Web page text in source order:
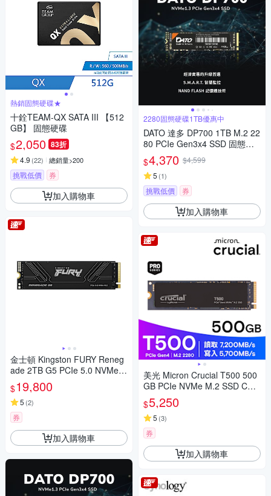
熱銷固態硬碟★
十銓TEAM-QX SATA III 【512
GB】 固態硬碟
$2,050 83折
4.9 (22) 總銷量>200
挑戰低價 券
加入購物車
金士頓 Kingston FURY Reneg
ade 2TB G5 PCIe 5.0 NVMe
M.2 2048GB SFYR2S/2T0 SS
D 固態硬碟
$19,800
5 (2)
券
加入購物車
2280固態硬碟1TB優惠中
DATO 達多 DP700 1TB M.2 22
80 PCIe Gen3x4 SSD 固態硬
碟(最高達讀:2500MB/s 寫:170
0MB/s)
$4,370 $4,599
5 (1)
挑戰低價 券
加入購物車
美光 Micron Crucial T500 500
GB PCIe NVMe M.2 SSD CT5
00T500SSD8
$5,250
5 (3)
券
加入購物車